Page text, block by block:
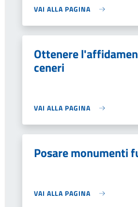
VAI ALLA PAGINA
Ottenere
ceneri
VAI ALLA PAGINA
Posare monumenti
VAI ALLA PAGINA